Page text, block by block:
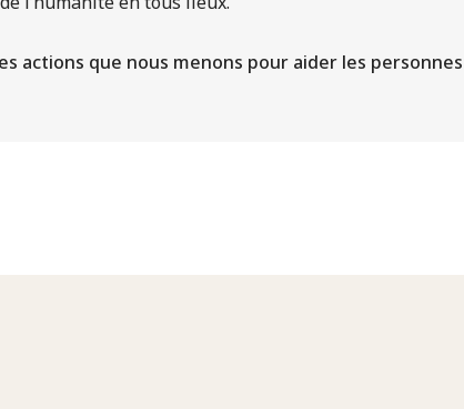
actions que nous menons pour aider les